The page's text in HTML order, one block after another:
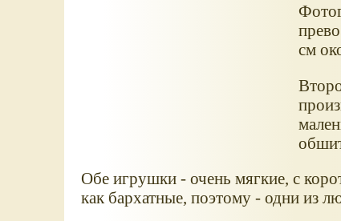
см
Обе игрушки - очень мягкие, с
как бархатные, поэтому - одни из